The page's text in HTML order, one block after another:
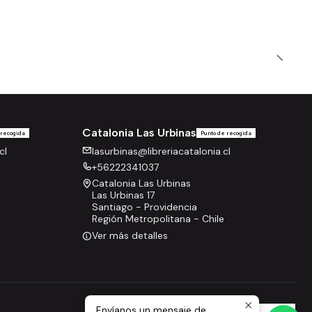
recogida Catalonia Las Urbinas Punto de recogida
lasurbinas@libreriacatalonia.cl
+56222341037
Catalonia Las Urbinas
Las Urbinas 17
Santiago - Providencia
Región Metropolitana - Chile
Ver más detalles